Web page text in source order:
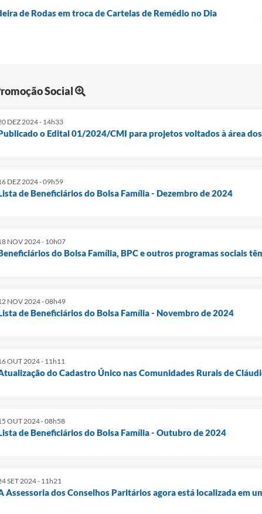
de Rodas em troca de Cartelas de Remédio no Dia
Social
DEZ 2024 - 14h33
o Edital 01/2024/CMI para projetos voltados à área
DEZ 2024 - 09h59
de Beneficiários do Bolsa Família - Dezembro de 2024
NOV 2024 - 10h07
do Bolsa Família, BPC e outros programas sociais
NOV 2024 - 08h49
de Beneficiários do Bolsa Família - Novembro de 2024
OUT 2024 - 11h11
do Cadastro Único nas Comunidades Rurais de
OUT 2024 - 08h58
de Beneficiários do Bolsa Família - Outubro de 2024
SET 2024 - 11h21
Assessoria dos Conselhos Paritários agora está localizada em